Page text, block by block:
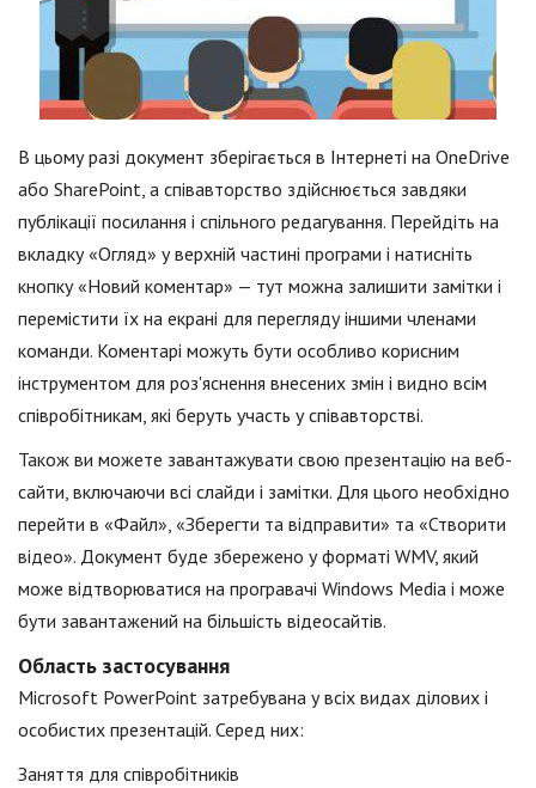
В цьому разі документ зберігається в Інтернеті на OneDrive
або SharePoint, а співавторство здійснюється завдяки
публікації посилання і спільного редагування. Перейдіть на
вкладку «Огляд» у верхній частині програми і натисніть
кнопку «Новий коментар» — тут можна залишити замітки і
перемістити їх на екрані для перегляду іншими членами
команди. Коментарі можуть бути особливо корисним
інструментом для роз'яснення внесених змін і видно всім
співробітникам, які беруть участь у співавторстві.
Також ви можете завантажувати свою презентацію на веб-
сайти, включаючи всі слайди і замітки. Для цього необхідно
перейти в «Файл», «Зберегти та відправити» та «Створити
відео». Документ буде збережено у форматі WMV, який
може відтворюватися на програвачі Windows Media і може
бути завантажений на більшість відеосайтів.
Область застосування
Microsoft PowerPoint затребувана у всіх видах ділових і
особистих презентацій. Серед них:
Заняття для співробітників